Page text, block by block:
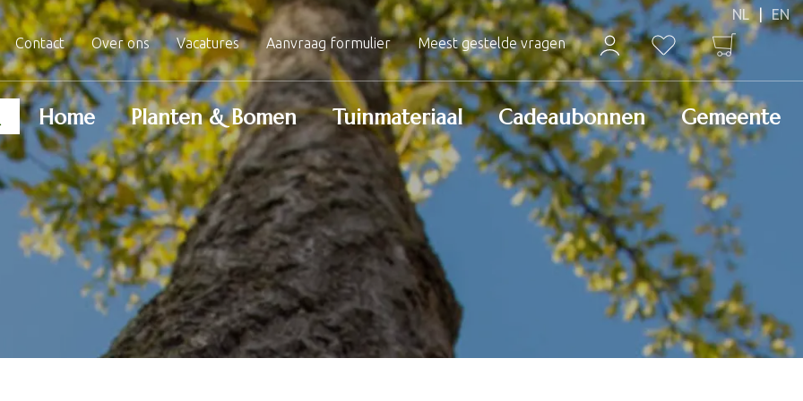
Contact Over ons Vacatures Aanvraag formulier Meest gestelde vragen
Home Planten & Bomen Tuinmateriaal Cadeaubonnen Gemeente